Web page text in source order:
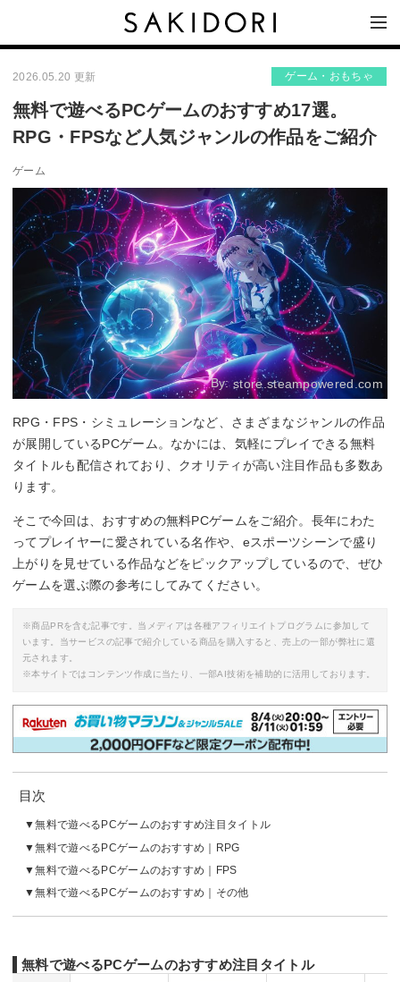
2026.05.20 更新 ゲーム・おもちゃ
無料で遊べるPCゲームのおすすめ17選。
RPG・FPSなど人気ジャンルの作品をご紹介
ゲーム
By:store.steampowered.com
RPG・FPS・シミュレーションなど、さまざまなジャンルの作品
が展開しているPCゲーム。なかには、気軽にプレイできる無料
タイトルも配信されており、クオリティが高い注目作品も多数あ
ります。
そこで今回は、おすすめの無料PCゲームをご紹介。長年にわた
ってプレイヤーに愛されている名作や、eスポーツシーンで盛り
上がりを見せている作品などをピックアップしているので、ぜひ
ゲームを選ぶ際の参考にしてみてください。
※商品PRを含む記事です。当メディアは各種アフィリエイトプログラムに参加して
います。当サービスの記事で紹介している商品を購入すると、売上の一部が弊社に還
元されます。
※本サイトではコンテンツ作成に当たり、一部AI技術を補助的に活用しております。
目次
無料で遊べるPCゲームのおすすめ注目タイトル
無料で遊べるPCゲームのおすすめ｜RPG
無料で遊べるPCゲームのおすすめ｜FPS
無料で遊べるPCゲームのおすすめ｜その他
無料で遊べるPCゲームのおすすめ注目タイトル